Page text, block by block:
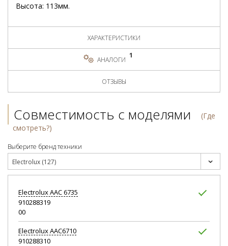
Высота: 113мм.
ХАРАКТЕРИСТИКИ
АНАЛОГИ
1
ОТЗЫВЫ
Совместимость с моделями
(Где
смотреть?)
Выберите бренд техники
Electrolux (127)
ElectroluxAAC 6735
910288319
00
ElectroluxAAC6710
910288310